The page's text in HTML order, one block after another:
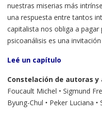
nuestras miserias más
una respuesta entre tantos
capitalista nos obliga a pagar
psicoanálisis es una
Leé un capítulo
Constelación de autoras y
Foucault Michel • Sigmund
Byung-Chul • Peker Luciana